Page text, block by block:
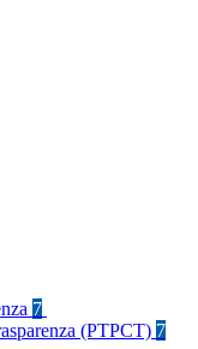
7
(PTPCT) 7